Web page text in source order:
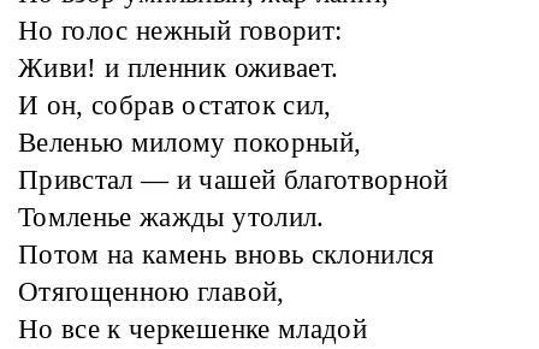
Но голос нежный говорит:
Живи! и пленник оживает.
И он, собрав остаток сил,
Веленью милому покорный,
Привстал — и чашей благотворной
Томленье жажды утолил.
Потом на камень вновь склонился
Отягощенною главой,
Но все к черкешенке младой